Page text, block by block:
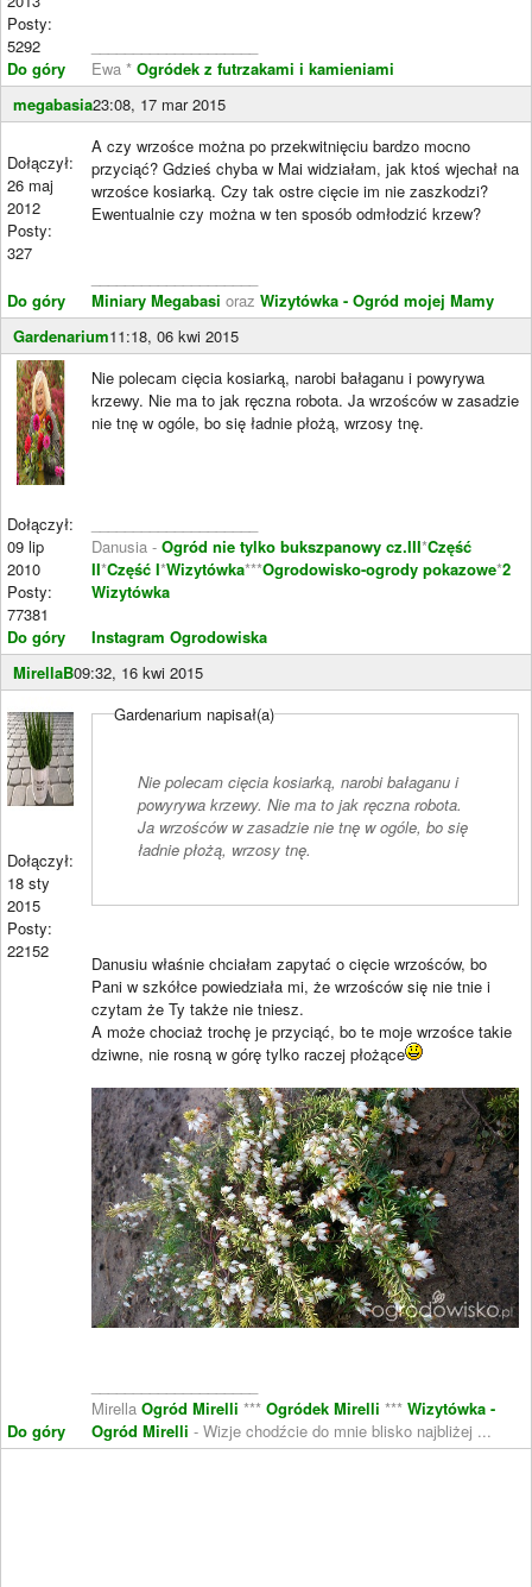
Posty:
5292
Do góry
Ewa * Ogródek z futrzakami i kamieniami
megabasia23:08, 17 mar 2015
Dołączył:
26 maj
2012
Posty:
327
Do góry
A czy wrzośce można po przekwitnięciu bardzo mocno
przyciąć? Gdzieś chyba w Mai widziałam, jak ktoś wjechał na
wrzośce kosiarką. Czy tak ostre cięcie im nie zaszkodzi?
Ewentualnie czy można w ten sposób odmłodzić krzew?
Miniary Megabasi oraz Wizytówka - Ogród mojej Mamy
Gardenarium11:18, 06 kwi 2015
Dołączył:
09 lip
2010
Posty:
77381
Do góry
Nie polecam cięcia kosiarką, narobi bałaganu i powyrywa
krzewy. Nie ma to jak ręczna robota. Ja wrzośców w zasadzie
nie tnę w ogóle, bo się ładnie płożą, wrzosy tnę.
Danusia - Ogród nie tylko bukszpanowy cz.III*Część
II*Część I*Wizytówka***Ogrodowisko-ogrody pokazowe*2
Wizytówka
Instagram Ogrodowiska
MirellaB09:32, 16 kwi 2015
Dołączył:
18 sty
2015
Posty:
22152
Do góry
Gardenarium napisał(a)
Nie polecam cięcia kosiarką, narobi bałaganu i
powyrywa krzewy. Nie ma to jak ręczna robota.
Ja wrzośców w zasadzie nie tnę w ogóle, bo się
ładnie płożą, wrzosy tnę.
Danusiu właśnie chciałam zapytać o cięcie wrzośców, bo
Pani w szkółce powiedziała mi, że wrzośców się nie tnie i
czytam że Ty także nie tniesz.
A może chociaż trochę je przyciąć, bo te moje wrzośce takie
dziwne, nie rosną w górę tylko raczej płożące
Mirella Ogród Mirelli *** Ogródek Mirelli *** Wizytówka -
Ogród Mirelli - Wizje chodźcie do mnie blisko najbliżej ...